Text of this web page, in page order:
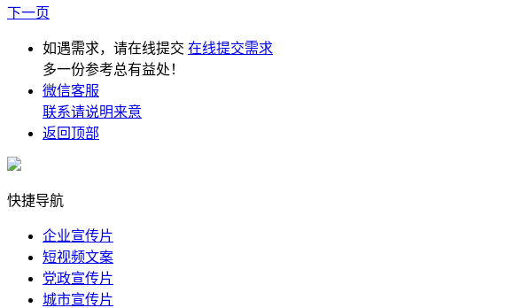
下一页
如遇需求，请在线提交 在线提交需求
多一份参考总有益处！
微信客服
联系请说明来意
返回顶部
快捷导航
企业宣传片
短视频文案
党政宣传片
城市宣传片